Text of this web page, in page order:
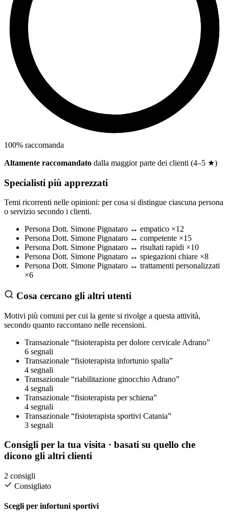
100% raccomanda
Altamente raccomandato dalla maggior parte dei clienti (4–5 ★)
Specialisti più apprezzati
Temi ricorrenti nelle opinioni: per cosa si distingue ciascuna persona
o servizio secondo i clienti.
Persona Dott. Simone Pignataro ↔ empatico ×12
Persona Dott. Simone Pignataro ↔ competente ×15
Persona Dott. Simone Pignataro ↔ risultati rapidi ×10
Persona Dott. Simone Pignataro ↔ spiegazioni chiare ×8
Persona Dott. Simone Pignataro ↔ trattamenti personalizzati
×6
Cosa cercano gli altri utenti
Motivi più comuni per cui la gente si rivolge a questa attività,
secondo quanto raccontano nelle recensioni.
Transazionale “fisioterapista per dolore cervicale Adrano”
6 segnali
Transazionale “fisioterapista infortunio spalla”
4 segnali
Transazionale “riabilitazione ginocchio Adrano”
4 segnali
Transazionale “fisioterapista per schiena”
4 segnali
Transazionale “fisioterapista sportivi Catania”
3 segnali
Consigli per la tua visita · basati su quello che
dicono gli altri clienti
2 consigli
Consigliato
Scegli per infortuni sportivi